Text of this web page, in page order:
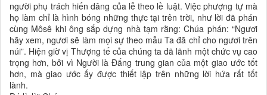
người phụ trách hiến dâng của lễ theo lề luật. Việc phượng tự mà
họ làm chỉ là hình bóng những thực tại trên trời, như lời đã phán
cùng Môsê khi ông sắp dựng nhà tạm rằng: Chúa phán: “Ngươi
hãy xem, ngươi sẽ làm mọi sự theo mẫu Ta đã chỉ cho ngươi trên
núi”. Hiện giờ vị Thượng tế của chúng ta đã lãnh một chức vụ cao
trọng hơn, bởi vì Người là Ðấng trung gian của một giao ước tốt
hơn, mà giao ước ấy được thiết lập trên những lời hứa rất tốt
lành.